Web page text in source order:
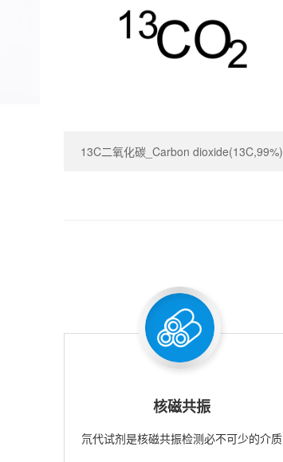
13C二氧化碳_Carbon dioxide(13C,99%)
核磁共振
氘代试剂是核磁共振检测必不可少的介质